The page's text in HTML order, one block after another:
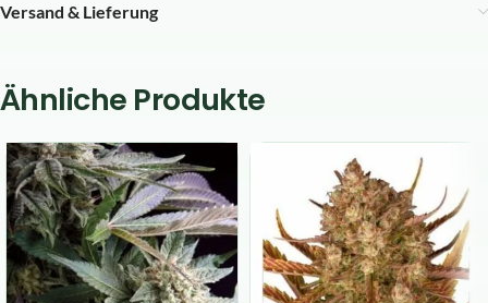
Versand & Lieferung
Ähnliche Produkte